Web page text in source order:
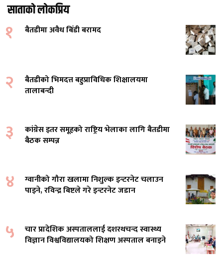
साताको लोकप्रिय
१ बैतडीमा अवैध बिँडी बरामद
२
बैतडीको भिमदत्त बहुप्राविधिक शिक्षालयमा
तालाबन्दी
३
कांग्रेस इतर समूहको राष्ट्रिय भेलाका लागि बैतडीमा
बैठक सम्पन्न
४
ग्वानीको गौरा खलामा निशुल्क इन्टरनेट चलाउन
पाइने, रविन्द्र बिष्टले गरे इन्टरनेट जडान
५
चार प्रादेशिक अस्पताललाई दशरथचन्द स्वास्थ्य
विज्ञान विश्वविद्यालयको शिक्षण अस्पताल बनाइने